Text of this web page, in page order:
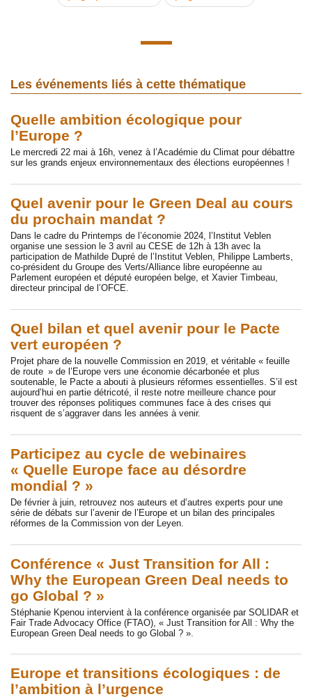
Les événements liés à cette thématique
Quelle ambition écologique pour
l’Europe ?
Le mercredi 22 mai à 16h, venez à l’Académie du Climat pour débattre
sur les grands enjeux environnementaux des élections européennes !
Quel avenir pour le Green Deal au cours
du prochain mandat ?
Dans le cadre du Printemps de l’économie 2024, l’Institut Veblen
organise une session le 3 avril au CESE de 12h à 13h avec la
participation de Mathilde Dupré de l’Institut Veblen, Philippe Lamberts,
co-président du Groupe des Verts/Alliance libre européenne au
Parlement européen et député européen belge, et Xavier Timbeau,
directeur principal de l’OFCE.
Quel bilan et quel avenir pour le Pacte
vert européen ?
Projet phare de la nouvelle Commission en 2019, et véritable « feuille
de route » de l’Europe vers une économie décarbonée et plus
soutenable, le Pacte a abouti à plusieurs réformes essentielles. S’il est
aujourd’hui en partie détricoté, il reste notre meilleure chance pour
trouver des réponses politiques communes face à des crises qui
risquent de s’aggraver dans les années à venir.
Participez au cycle de webinaires
« Quelle Europe face au désordre
mondial ? »
De février à juin, retrouvez nos auteurs et d’autres experts pour une
série de débats sur l’avenir de l’Europe et un bilan des principales
réformes de la Commission von der Leyen.
Conférence « Just Transition for All :
Why the European Green Deal needs to
go Global ? »
Stéphanie Kpenou intervient à la conférence organisée par SOLIDAR et
Fair Trade Advocacy Office (FTAO), « Just Transition for All : Why the
European Green Deal needs to go Global ? ».
Europe et transitions écologiques : de
l’ambition à l’urgence